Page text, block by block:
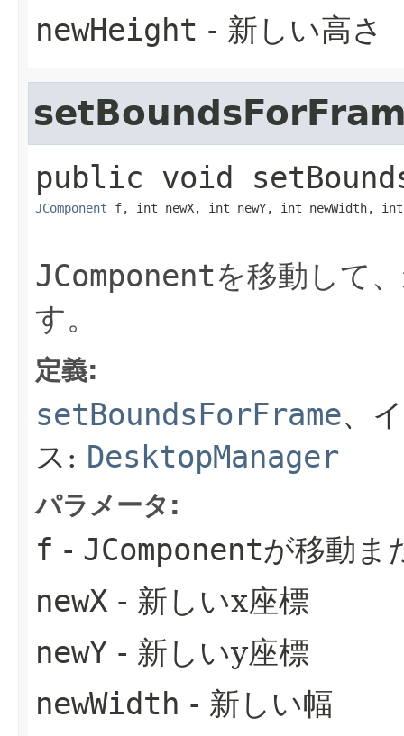
newHeight - 新しい高さ
public void
JComponent f, int newX, int newY, int newWidth, int
JComponentを移動して
す。
定義:
setBoundsForFrame、
ス: DesktopManager
パラメータ:
f - JComponentが移動ま
newX - 新しいx座標
newY - 新しいy座標
newWidth - 新しい幅